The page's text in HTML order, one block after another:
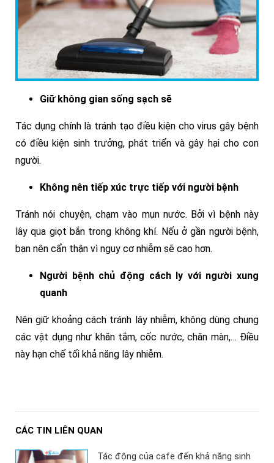
Giữ không gian sống sạch sẽ
Tác dụng chính là tránh tạo điều kiện cho virus gây bệnh
có điều kiện sinh trưởng, phát triển và gây hại cho con
người.
Không nên tiếp xúc trực tiếp với người bệnh
Tránh nói chuyện, chạm vào mụn nước. Bởi vì bệnh này
lây qua giọt bắn trong không khí. Nếu ở gần người bệnh,
bạn nên cẩn thận vì nguy cơ nhiễm sẽ cao hơn.
Người bệnh chủ động cách ly với người xung
quanh
Nên giữ khoảng cách tránh lây nhiễm, không dùng chung
các vật dụng như khăn tắm, cốc nước, chăn màn,… Điều
này hạn chế tối khả năng lây nhiễm.
CÁC TIN LIÊN QUAN
Tác động của cafe đến khả năng sinh